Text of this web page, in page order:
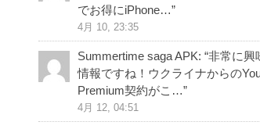
でお得にiPhone…”
4月 10, 23:35
Summertime saga APK: “非常に興
情報ですね！ウクライナからの
Premium契約がこ…”
4月 12, 04:51